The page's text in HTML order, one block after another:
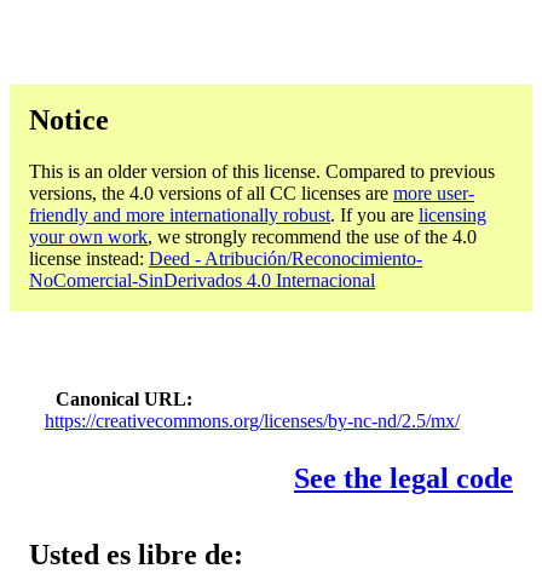
Notice
This is an older version of this license. Compared to previous
versions, the 4.0 versions of all CC licenses are more user-
friendly and more internationally robust. If you are licensing
your own work, we strongly recommend the use of the 4.0
license instead: Deed - Atribución/Reconocimiento-
NoComercial-SinDerivados 4.0 Internacional
Canonical URL
https://creativecommons.org/licenses/by-nc-nd/2.5/mx/
See the legal code
Usted es libre de: